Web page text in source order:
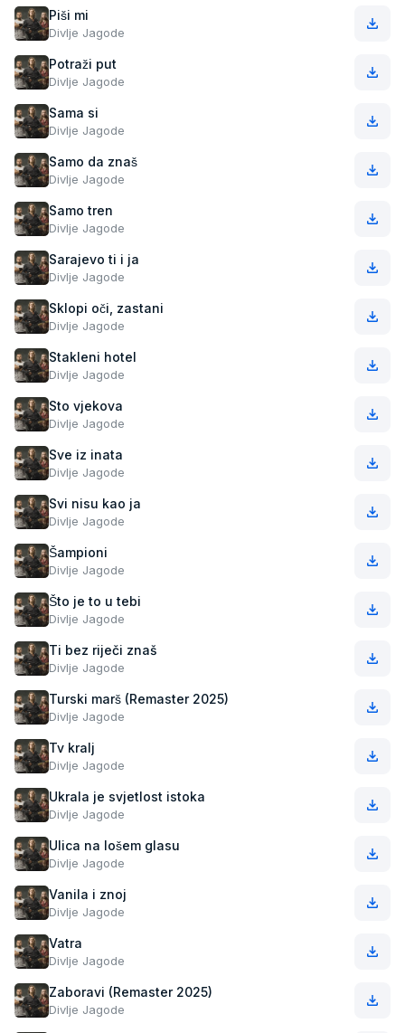
Piši mi
Divlje Jagode
Potraži put
Divlje Jagode
Sama si
Divlje Jagode
Samo da znaš
Divlje Jagode
Samo tren
Divlje Jagode
Sarajevo ti i ja
Divlje Jagode
Sklopi oči, zastani
Divlje Jagode
Stakleni hotel
Divlje Jagode
Sto vjekova
Divlje Jagode
Sve iz inata
Divlje Jagode
Svi nisu kao ja
Divlje Jagode
Šampioni
Divlje Jagode
Što je to u tebi
Divlje Jagode
Ti bez riječi znaš
Divlje Jagode
Turski marš (Remaster 2025)
Divlje Jagode
Tv kralj
Divlje Jagode
Ukrala je svjetlost istoka
Divlje Jagode
Ulica na lošem glasu
Divlje Jagode
Vanila i znoj
Divlje Jagode
Vatra
Divlje Jagode
Zaboravi (Remaster 2025)
Divlje Jagode